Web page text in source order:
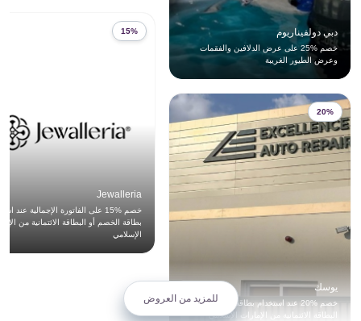
دبي دولفيناريوم
خصم %25 على عرض الدلافين والفقمات
وعرض الطيور الغريبة
20%
يوسك
خصم %20 عند استخدام بطاقة الخصم أو
البطاقة الائتمانية من الإمارات الإسلامي
15%
Jewalleria
خصم %15 على الفاتورة الإجمالية عند
بطاقة الخصم أو البطاقة الائتمانية من
الإسلامي
للمزيد من العروض